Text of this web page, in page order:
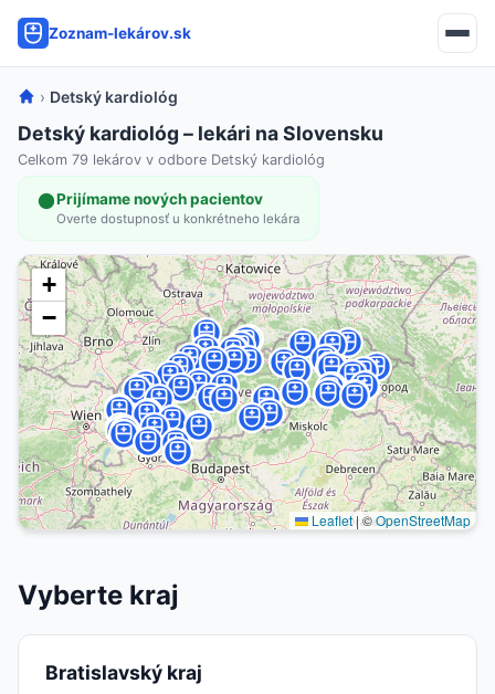
Zoznam-lekárov.sk
› Detský kardiológ
Detský kardiológ – lekári na Slovensku
Celkom 79 lekárov v odbore Detský kardiológ
Prijímame nových pacientov
Overte dostupnosť u konkrétneho lekára
+
−
Leaflet|©OpenStreetMap
Vyberte kraj
Bratislavský kraj